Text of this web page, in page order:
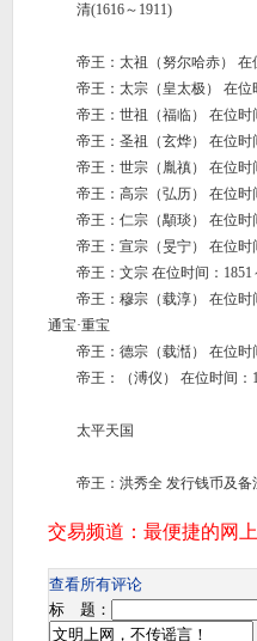
清(1616～1911)
帝王：太祖（努尔哈赤） 在位
帝王：太宗（皇太极） 在位
帝王：世祖（福临） 在位时
帝王：圣祖（玄烨） 在位时
帝王：世宗（胤禛） 在位时
帝王：高宗（弘历） 在位时
帝王：仁宗（顒琰） 在位时
帝王：宣宗（旻宁） 在位时
帝王：文宗 在位时间：1851
帝王：穆宗（载淳） 在位时间
通宝·重宝
帝王：德宗（载湉） 在位时间
帝王：（溥仪） 在位时间：
太平天国
帝王：洪秀全 发行钱币及备注
查看所有评论
标 题：